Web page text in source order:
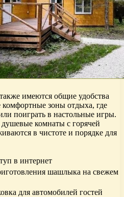
имеются общие удобства
комфортные зоны отдыха, где
поиграть в настольные игры.
комнаты с горячей
в чистоте и порядке для
в интернет
шашлыка на свежем
для автомобилей гостей